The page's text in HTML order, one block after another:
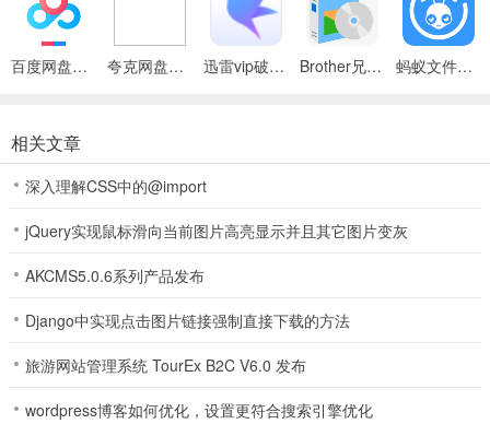
百度网盘绿色免安装Pc电脑版 夸克网盘官方正式版 迅雷vip破解版永久会员2024版 Brother兄弟 MFC-8480DN多功能一体机ISIS驱动 蚂蚁文件（数据恢复大师）
相关文章
深入理解CSS中的@import
jQuery实现鼠标滑向当前图片高亮显示并且其它图片变灰
AKCMS5.0.6系列产品发布
Django中实现点击图片链接强制直接下载的方法
旅游网站管理系统 TourEx B2C V6.0 发布
wordpress博客如何优化，设置更符合搜索引擎优化